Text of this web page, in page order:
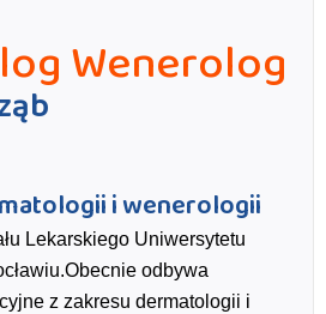
Wenerolog
i wenerologii
Lekarskiego Uniwersytetu
odbywa
z zakresu dermatologii i